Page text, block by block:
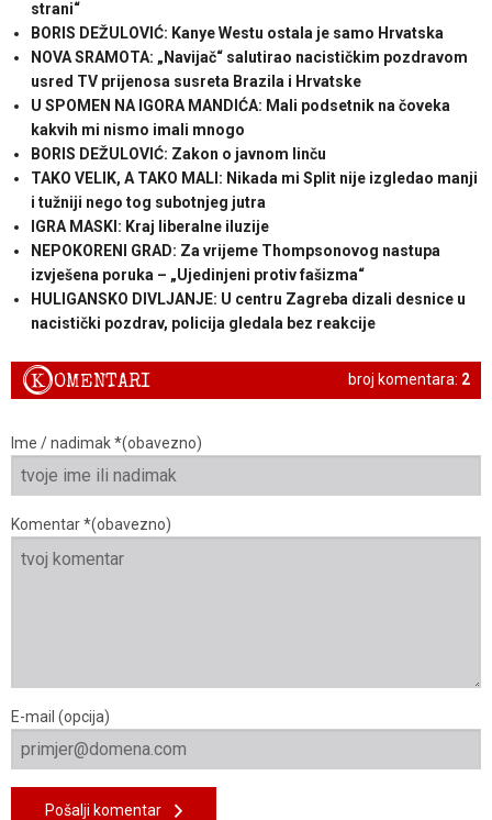
strani“
BORIS DEŽULOVIĆ: Kanye Westu ostala je samo Hrvatska
NOVA SRAMOTA: „Navijač“ salutirao nacističkim pozdravom
usred TV prijenosa susreta Brazila i Hrvatske
U SPOMEN NA IGORA MANDIĆA: Mali podsetnik na čoveka
kakvih mi nismo imali mnogo
BORIS DEŽULOVIĆ: Zakon o javnom linču
TAKO VELIK, A TAKO MALI: Nikada mi Split nije izgledao manji
i tužniji nego tog subotnjeg jutra
IGRA MASKI: Kraj liberalne iluzije
NEPOKORENI GRAD: Za vrijeme Thompsonovog nastupa
izvješena poruka – „Ujedinjeni protiv fašizma“
HULIGANSKO DIVLJANJE: U centru Zagreba dizali desnice u
nacistički pozdrav, policija gledala bez reakcije
broj komentara: 2
KOMENTARI
Ime / nadimak *(obavezno)
Komentar *(obavezno)
E-mail (opcija)
Pošalji komentar